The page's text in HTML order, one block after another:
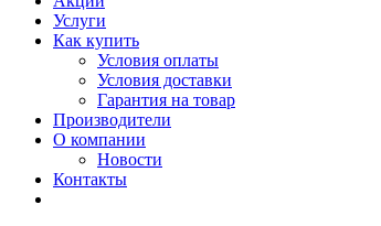
Услуги
Как купить
Условия оплаты
Условия доставки
Гарантия на товар
Производители
О компании
Новости
Контакты